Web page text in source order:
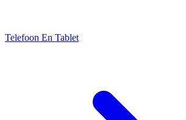
Telefoon En Tablet